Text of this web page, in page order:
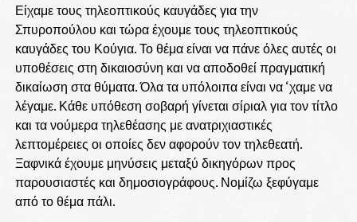
Είχαμε τους τηλεοπτικούς καυγάδες για την
Σπυροπούλου και τώρα έχουμε τους τηλεοπτικούς
καυγάδες του Κούγια. Το θέμα είναι να πάνε όλες αυτές οι
υποθέσεις στη δικαιοσύνη και να αποδοθεί πραγματική
δικαίωση στα θύματα. Όλα τα υπόλοιπα είναι να ‘χαμε να
λέγαμε. Κάθε υπόθεση σοβαρή γίνεται σίριαλ για τον τίτλο
και τα νούμερα τηλεθέασης με ανατριχιαστικές
λεπτομέρειες οι οποίες δεν αφορούν τον τηλεθεατή.
Ξαφνικά έχουμε μηνύσεις μεταξύ δικηγόρων προς
παρουσιαστές και δημοσιογράφους. Νομίζω ξεφύγαμε
από το θέμα πάλι.